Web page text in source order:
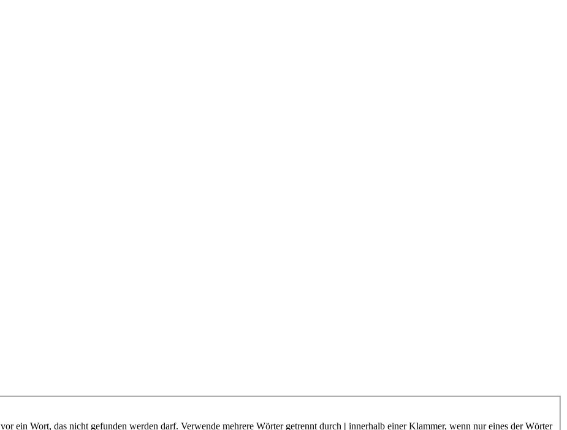
vor ein Wort, das nicht gefunden werden darf. Verwende mehrere Wörter getrennt durch | innerhalb einer Klammer, wenn nur eines der Wörter